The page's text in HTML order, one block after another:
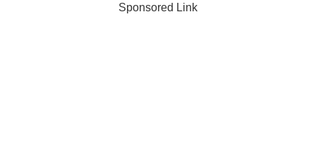
Sponsored Link